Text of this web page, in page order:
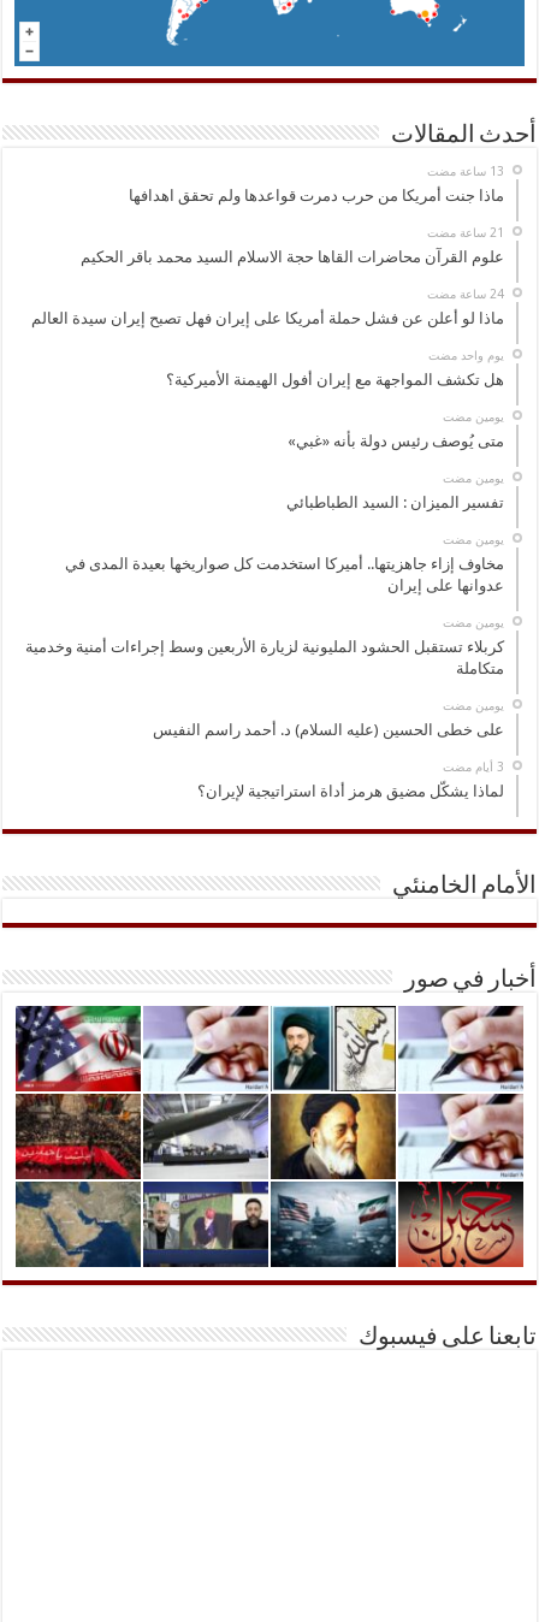
أحدث المقالات
ماذا جنت أمريكا من حرب دمرت قواعدها ولم تحقق اهدافها
علوم القرآن محاضرات القاها حجة الاسلام السيد محمد باقر الحكيم
‏24 ساعة مضت
ماذا لو أعلن عن فشل حملة أمريكا على إيران فهل تصبح إيران سيدة العالم
‏يوم واحد مضت
هل تكشف المواجهة مع إيران أفول الهيمنة الأميركية؟
‏يومين مضت
متى يُوصف رئيس دولة بأنه «غبي»
‏يومين مضت
تفسير الميزان : السيد الطباطبائي
‏يومين مضت
مخاوف إزاء جاهزيتها.. أميركا استخدمت كل صواريخها بعيدة المدى في
عدوانها على إيران
‏يومين مضت
كربلاء تستقبل الحشود المليونية لزيارة الأربعين وسط إجراءات أمنية وخدمية
متكاملة
‏يومين مضت
على خطى الحسين (عليه السلام) د. أحمد راسم النفيس
لماذا يشكّل مضيق هرمز أداة استراتيجية لإيران؟
الأمام الخامنئي
أخبار في صور
تابعنا على فيسبوك